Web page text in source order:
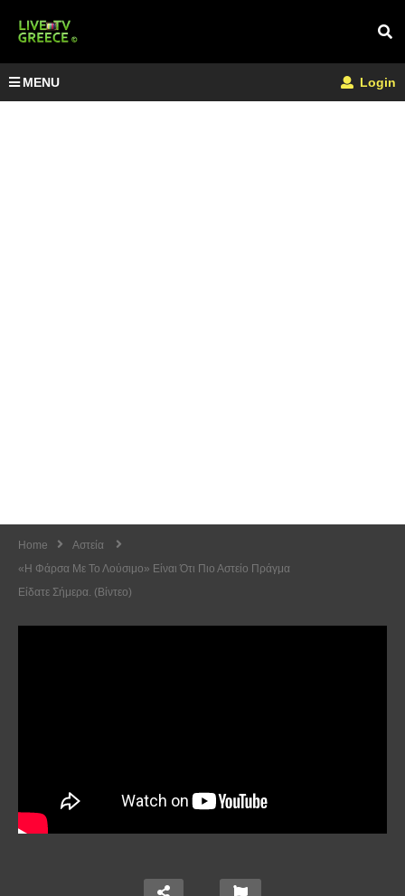
MENU Login
Home
Αστεία
«Η Φάρσα Με Το Λούσιμο» Είναι Ότι Πιο Αστείο Πράγμα
Είδατε Σήμερα. (Βίντεο)